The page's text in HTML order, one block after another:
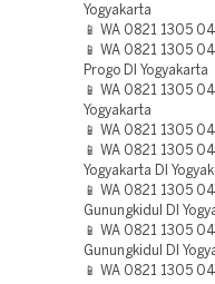
Yogyakarta
📱 WA 0821 1305
📱 WA 0821 1305
Progo DI Yogyakarta
📱 WA 0821 1305
Yogyakarta
📱 WA 0821 1305
📱 WA 0821 1305
Yogyakarta DI
📱 WA 0821 1305
Gunungkidul DI
📱 WA 0821 1305
Gunungkidul DI
📱 WA 0821 1305